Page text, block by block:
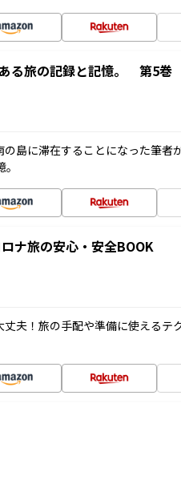
る旅の記録と記憶。 第5巻
島に滞在することになった筆者
ナ旅の安心・安全BOOK
夫！旅の手配や準備に使えるテ